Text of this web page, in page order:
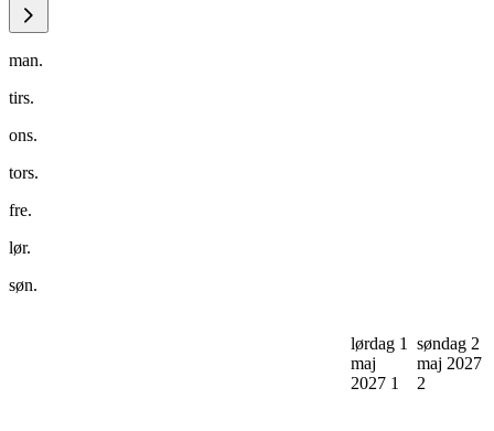
man.
tirs.
ons.
tors.
fre.
lør.
søn.
lørdag 1
maj
2027 1
søndag 2
maj 2027
2